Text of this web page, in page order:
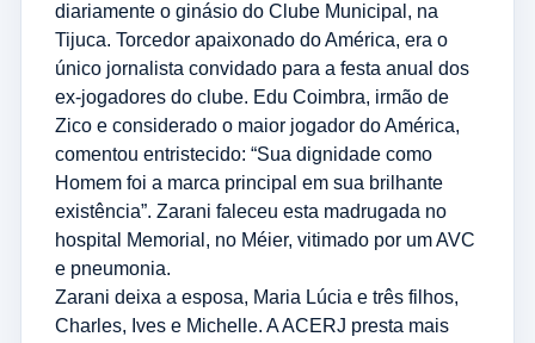
diariamente o ginásio do Clube Municipal, na
Tijuca. Torcedor apaixonado do América, era o
único jornalista convidado para a festa anual dos
ex-jogadores do clube. Edu Coimbra, irmão de
Zico e considerado o maior jogador do América,
comentou entristecido: “Sua dignidade como
Homem foi a marca principal em sua brilhante
existência”. Zarani faleceu esta madrugada no
hospital Memorial, no Méier, vitimado por um AVC
e pneumonia.
Zarani deixa a esposa, Maria Lúcia e três filhos,
Charles, Ives e Michelle. A ACERJ presta mais